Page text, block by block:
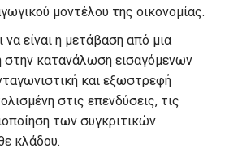
μοντέλου της οικονομίας.
είναι η μετάβαση από μια
στην κατανάλωση εισαγόμενων
και εξωστρεφή
στις επενδύσεις, τις
των συγκριτικών
κλάδου.